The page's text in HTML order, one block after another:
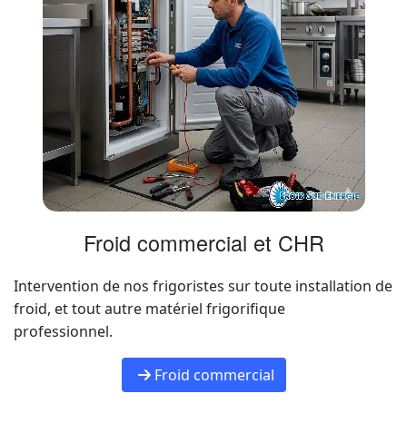
Froid commercial et CHR
Intervention de nos frigoristes sur toute installation de
froid, et tout autre matériel frigorifique
professionnel.
Froid commercial